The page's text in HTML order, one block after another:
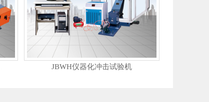
JBWH仪器化冲击试验机